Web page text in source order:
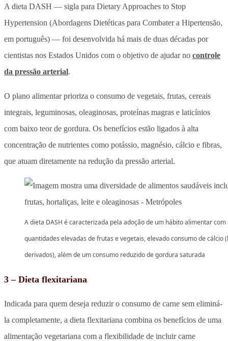
A dieta DASH — sigla para Dietary Approaches to Stop
Hypertension (Abordagens Dietéticas para Combater a Hipertensão,
em português) — foi desenvolvida há mais de duas décadas por
cientistas nos Estados Unidos com o objetivo de ajudar no controle
da pressão arterial.
O plano alimentar prioriza o consumo de vegetais, frutas, cereais
integrais, leguminosas, oleaginosas, proteínas magras e laticínios
com baixo teor de gordura. Os benefícios estão ligados à alta
concentração de nutrientes como potássio, magnésio, cálcio e fibras,
que atuam diretamente na redução da pressão arterial.
A dieta DASH é caracterizada pela adoção de um hábito alimentar com
quantidades elevadas de frutas e vegetais, elevado consumo de cálcio
derivados), além de um consumo reduzido de gordura saturada
3 – Dieta flexitariana
Indicada para quem deseja reduzir o consumo de carne sem eliminá-
la completamente, a dieta flexitariana combina os benefícios de uma
alimentação vegetariana com a flexibilidade de incluir carne